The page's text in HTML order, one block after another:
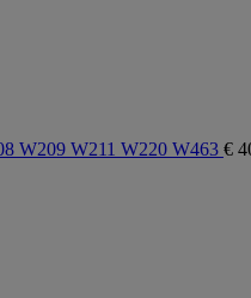
W209 W211 W220 W463 €